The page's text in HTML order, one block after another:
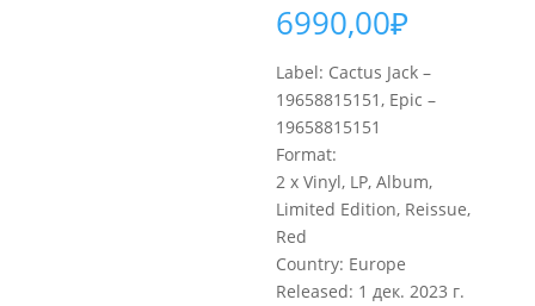
6990,00₽
Label: Cactus Jack –
19658815151, Epic –
19658815151
Format:
2 x Vinyl, LP, Album,
Limited Edition, Reissue,
Red
Country: Europe
Released: 1 дек. 2023 г.